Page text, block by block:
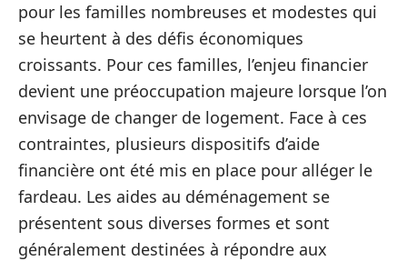
pour les familles nombreuses et modestes qui
se heurtent à des défis économiques
croissants. Pour ces familles, l’enjeu financier
devient une préoccupation majeure lorsque l’on
envisage de changer de logement. Face à ces
contraintes, plusieurs dispositifs d’aide
financière ont été mis en place pour alléger le
fardeau. Les aides au déménagement se
présentent sous diverses formes et sont
généralement destinées à répondre aux